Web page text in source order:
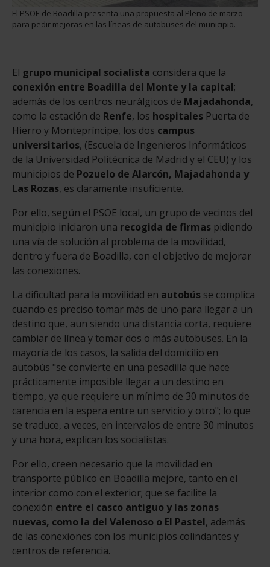
El PSOE de Boadilla presenta una propuesta al Pleno de marzo
para pedir mejoras en las líneas de autobuses del municipio.
El grupo municipal socialista considera que la
conexión entre Boadilla del Monte y la capital;
además de los centros neurálgicos de Majadahonda,
como la estación de Renfe, los hospitales Puerta de
Hierro y Montepríncipe, los dos campus
universitarios, (Escuela de Ingenieros Informáticos
de la Universidad Politécnica de Madrid y el CEU) y los
municipios de Pozuelo de Alarcón, Majadahonda y
Las Rozas, es claramente insuficiente.
Por ello, según el PSOE local, un grupo de vecinos del
municipio iniciaron una recogida de firmas pidiendo
una vía de solución al problema de la movilidad,
dentro y fuera de Boadilla, con el objetivo de mejorar
las conexiones.
La dificultad para la movilidad en autobús se complica
cuando es preciso tomar más de uno para llegar a un
destino que, aun siendo una distancia corta, requiere
cambiar de línea y tomar dos o más autobuses. En la
mayoría de los casos, la salida del domicilio en
autobús "se convierte en una pesadilla que hace
prácticamente imposible llegar a un destino en
tiempo, ya que requiere un mínimo de 30 minutos de
carencia en la espera entre un servicio y otro"; lo que
se traduce, a veces, en intervalos de entre 30 minutos
y una hora, explican los socialistas.
Por ello, creen necesario que la movilidad en
transporte público en Boadilla mejore, tanto en el
interior como con el exterior; que se facilite la
conexión entre el casco antiguo y las zonas
nuevas, como la del Valenoso o El Pastel, además
de las conexiones con los municipios colindantes y
centros de referencia.